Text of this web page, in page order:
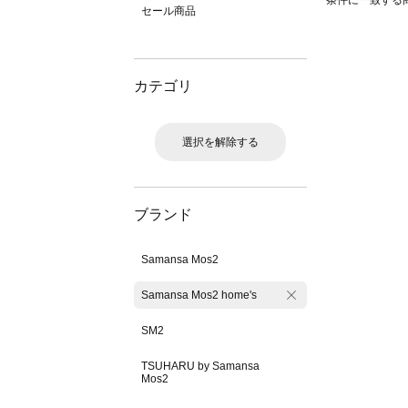
セール商品
カテゴリ
選択を解除する
ブランド
Samansa Mos2
Samansa Mos2 home's
SM2
TSUHARU by Samansa
Mos2